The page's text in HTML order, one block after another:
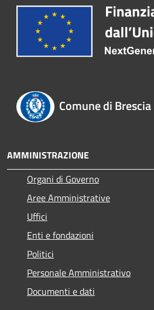
Comune di Brescia
AMMINISTRAZIONE
Organi di Governo
Aree Amministrative
Uffici
Enti e fondazioni
Politici
Personale Amministrativo
Documenti e dati